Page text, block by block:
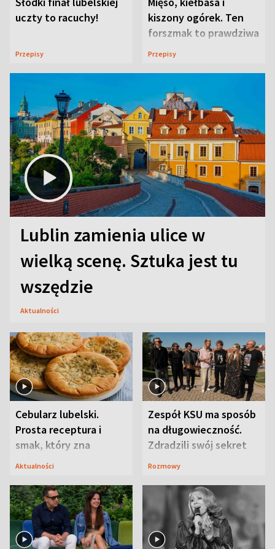
uczty to racuchy!
Przepisy
kiszony ogórek. Ten
forszmak to prawdziwa
uczta
Przepisy
Lublin zamienia ulice w
wielką scenę. Sztuka jest tu
wszędzie
Aktualności
Cebularz lubelski.
Prosta receptura i
smak, który zna
Lubelszczyzna
Aktualności
Zespół KSU ma sposób
na długowieczność.
Zdradzili swój sekret
Rozmowy